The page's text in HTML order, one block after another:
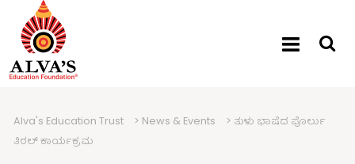
Alva's Education Trust > News & Events > ತುಳು ಭಾಷೆದ ಪೊರ್ಲು
ತಿರಲ್ ಕಾರ್ಯಕ್ರಮ